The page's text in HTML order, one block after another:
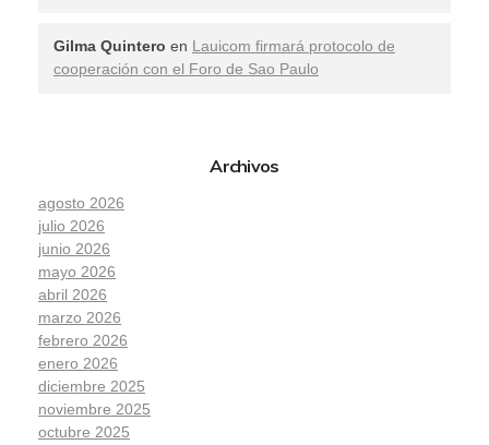
Gilma Quintero en Lauicom firmará protocolo de
cooperación con el Foro de Sao Paulo
Archivos
agosto 2026
julio 2026
junio 2026
mayo 2026
abril 2026
marzo 2026
febrero 2026
enero 2026
diciembre 2025
noviembre 2025
octubre 2025